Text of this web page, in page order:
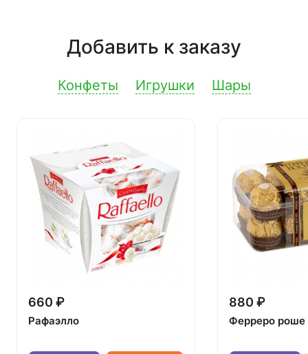
Добавить к заказу
Конфеты Игрушки Шары
660 ₽
Рафаэлло
880 ₽
Ферреро роше